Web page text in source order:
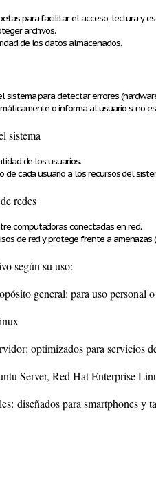
para facilitar el acceso, lectura y
archivos.
de los datos almacenados.
sistema para detectar errores
o informa al usuario si no
sistema
de los usuarios.
de cada usuario a los recursos del
redes
computadoras conectadas en red.
de red y protege frente a amenazas
según su uso:
general: para uso personal
: optimizados para servicios
Server, Red Hat Enterprise
diseñados para smartphones y